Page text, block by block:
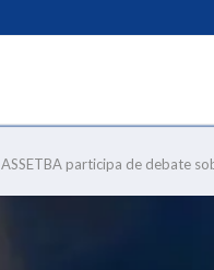
ASSETBA participa de debate